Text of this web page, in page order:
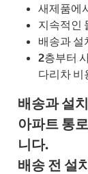
새제품에
지속적인
배송과 설
2층부터
다리차 비
배송과 설
아파트 통
니다.
배송 전 설